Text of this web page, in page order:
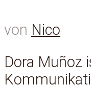
von Nico
Dora Muñoz